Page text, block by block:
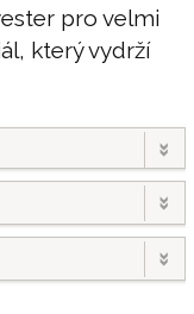
pro velmi
který vydrží